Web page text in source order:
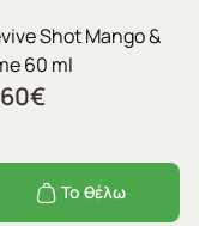
Shot Mango &
60 ml
€
Το θέλω